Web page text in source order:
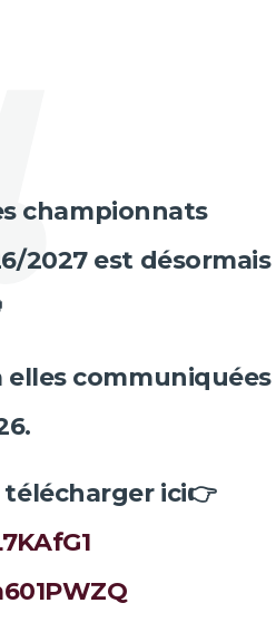
championnats
2027 est désormais
communiquées
télécharger ici👉